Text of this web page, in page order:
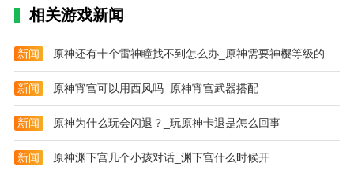
相关游戏新闻
新闻 原神还有十个雷神瞳找不到怎么办_原神需要神樱等级的雷神瞳
新闻 原神宵宫可以用西风吗_原神宵宫武器搭配
新闻 原神为什么玩会闪退？_玩原神卡退是怎么回事
新闻 原神渊下宫几个小孩对话_渊下宫什么时候开